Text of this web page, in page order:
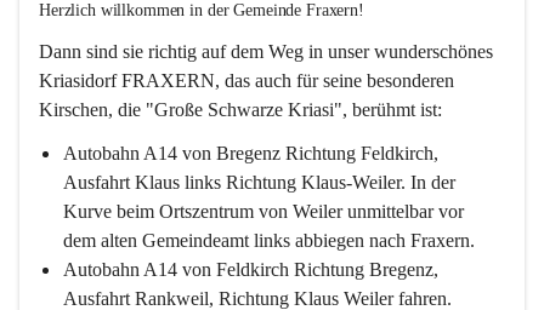
Herzlich willkommen in der Gemeinde Fraxern!
Dann sind sie richtig auf dem Weg in unser wunderschönes
Kriasidorf FRAXERN, das auch für seine besonderen
Kirschen, die "Große Schwarze Kriasi", berühmt ist:
Autobahn A14 von Bregenz Richtung Feldkirch,
Ausfahrt Klaus links Richtung Klaus-Weiler. In der
Kurve beim Ortszentrum von Weiler unmittelbar vor
dem alten Gemeindeamt links abbiegen nach Fraxern.
Autobahn A14 von Feldkirch Richtung Bregenz,
Ausfahrt Rankweil, Richtung Klaus Weiler fahren.